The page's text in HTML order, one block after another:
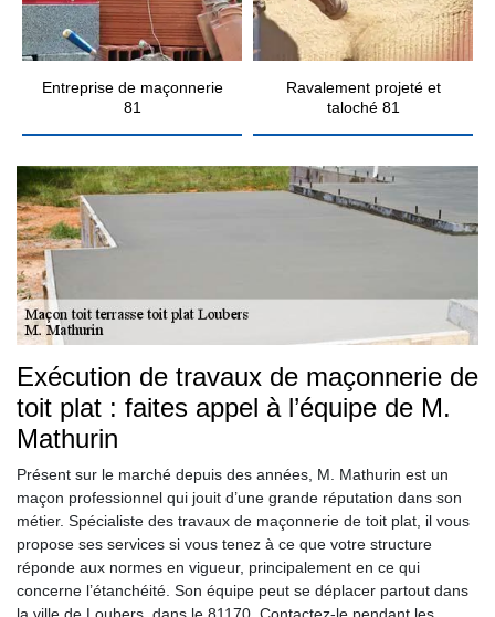
Entreprise de maçonnerie
81
Ravalement projeté et
taloché 81
Exécution de travaux de maçonnerie de
toit plat : faites appel à l’équipe de M.
Mathurin
Présent sur le marché depuis des années, M. Mathurin est un
maçon professionnel qui jouit d’une grande réputation dans son
métier. Spécialiste des travaux de maçonnerie de toit plat, il vous
propose ses services si vous tenez à ce que votre structure
réponde aux normes en vigueur, principalement en ce qui
concerne l’étanchéité. Son équipe peut se déplacer partout dans